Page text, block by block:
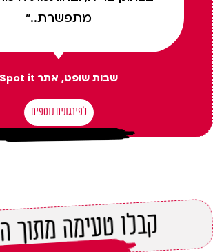
מתפשרת.."
שבות שופט, אתר Spot it
לפירגונים נוספים
קבלו טעימה מתוך